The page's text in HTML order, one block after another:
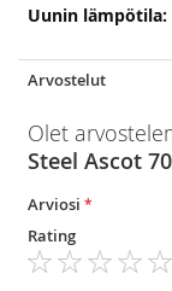
Arvostelut
Olet
Steel Ascot
Arviosi
Rating